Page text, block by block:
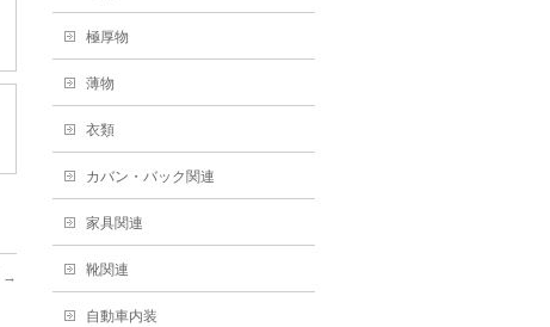
→
極厚物
薄物
衣類
カバン・バック関連
家具関連
靴関連
自動車内装